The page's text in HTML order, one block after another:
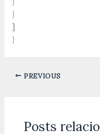
}
]
}
PREVIOUS
Posts